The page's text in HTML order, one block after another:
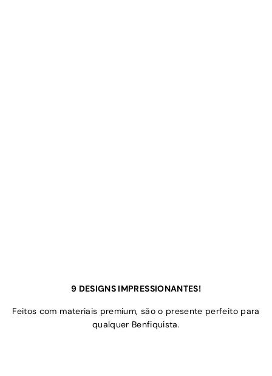
9 DESIGNS IMPRESSIONANTES!
Feitos com materiais premium, são o presente perfeito para
qualquer Benfiquista.